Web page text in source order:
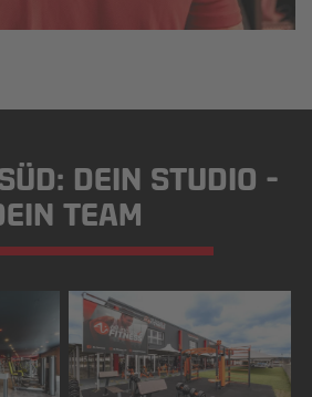
DEIN STUDIO -
TEAM